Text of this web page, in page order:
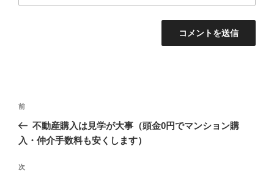
投
ナ
ゲ
過
去
の
稿
前
不動産購入は見学が大事（頭金0円でマンション購
入・仲介手数料も安くします）
次
次